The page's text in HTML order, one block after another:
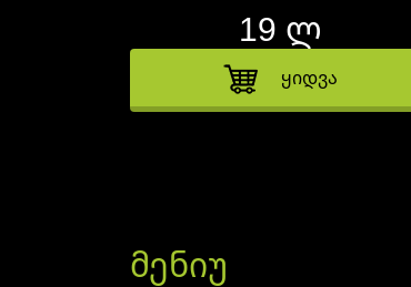
19 ლ
ყიდვა
მენიუ